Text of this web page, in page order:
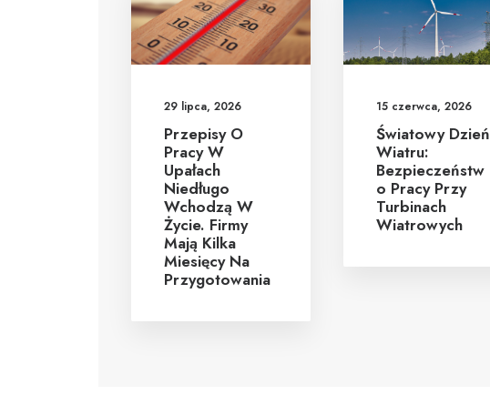
29 lipca, 2026
Przepisy O
Pracy W
Upałach
Niedługo
Wchodzą W
Życie. Firmy
Mają Kilka
Miesięcy Na
Przygotowania
15 czerwca, 2026
Światowy Dzień
Wiatru:
Bezpieczeństw
O Pracy Przy
Turbinach
Wiatrowych